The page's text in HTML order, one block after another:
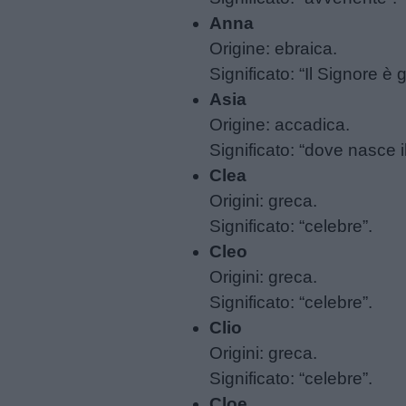
Anna
Origine: ebraica.
Significato: “Il Signore è
Asia
Origine: accadica.
Significato: “dove nasce
Clea
Origini: greca.
Significato: “celebre”.
Cleo
Origini: greca.
Significato: “celebre”.
Clio
Origini: greca.
Significato: “celebre”.